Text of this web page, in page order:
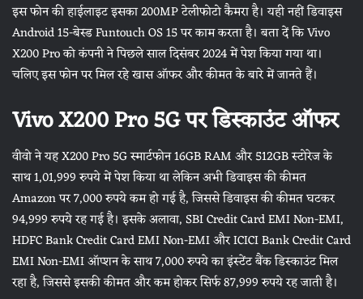
इस फोन की हाईलाइट इसका 200MP टेलीफोटो कैमरा है। यही नहीं डिवाइस
Android 15-बेस्ड Funtouch OS 15 पर काम करता है। बता दें कि Vivo
X200 Pro को कंपनी ने पिछले साल दिसंबर 2024 में पेश किया गया था।
चलिए इस फोन पर मिल रहे खास ऑफर और कीमत के बारे में जानते हैं।
Vivo X200 Pro 5G पर डिस्काउंट ऑफर
वीवो ने यह X200 Pro 5G स्मार्टफोन 16GB RAM और 512GB स्टोरेज के
साथ 1,01,999 रुपये में पेश किया था लेकिन अभी डिवाइस की कीमत
Amazon पर 7,000 रुपये कम हो गई है, जिससे डिवाइस की कीमत घटकर
94,999 रुपये रह गई है। इसके अलावा, SBI Credit Card EMI Non-EMI,
HDFC Bank Credit Card EMI Non-EMI और ICICI Bank Credit Card
EMI Non-EMI ऑप्शन के साथ 7,000 रुपये का इंस्टेंट बैंक डिस्काउंट मिल
रहा है, जिससे इसकी कीमत और कम होकर सिर्फ 87,999 रुपये रह जाती है।